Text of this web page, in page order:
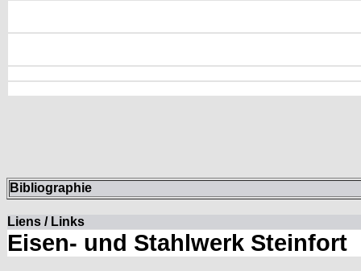
Bibliographie
Liens / Links
Eisen- und Stahlwerk Steinfort